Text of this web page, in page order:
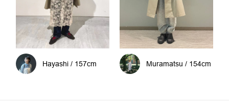
Hayashi / 157cm Muramatsu / 154cm